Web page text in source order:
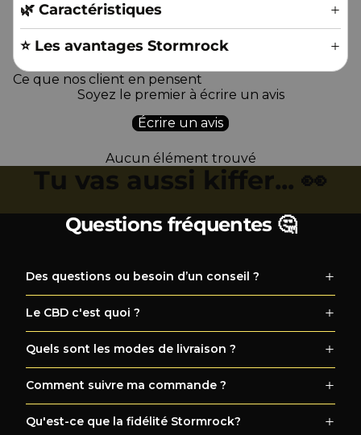
🌿 Caractéristiques
⭐️ Les avantages Stormrock
Ce que nos client en pensent
Soyez le premier à écrire un avis
Écrire un avis
Aucun élément trouvé
Tu vas aussi kiffer... 👀
Questions fréquentes 🤔
Des questions ou besoin d’un conseil ?
Le CBD c'est quoi ?
Quels sont les modes de livraison ?
Comment suivre ma commande ?
Qu'est-ce que la fidélité Stormrock?